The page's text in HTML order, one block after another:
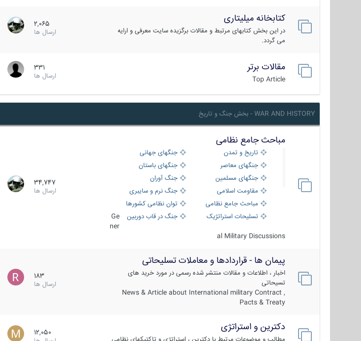
کتابخانه میلیتاری
در این بخش کتابهای مرتبط و مقالات برگزیده سایت معرفی و ارایه
می گردد.
2,065
ارسال ها
مقالات برتر
Top Article
331
ارسال ها
WAR AND HISTORY - بخش جنگ و تاریخ
مباحث جامع نظامی
تاریخ و تمدن
جنگهای جهانی
جنگهای معاصر
جنگهای باستان
جنگهای مسلمین
جنگ آوران
مقاومت اسلامی
جنگ نرم و سایبری
مباحث جامع نظامی
توان نظامی کشورها
تسلیحات استراتژیک
جنگ در قاب دوربین
Ge
ner
al Military Discussions
34,747
ارسال ها
پیمان ها - قراردادها و معاملات تسلیحاتی
اخبار ، اطلاعات و مقالات منتشر شده رسمی در مورد خرید های
تسیحاتی
News & Article about International military Contract ,
Pacts & Treaty
183
ارسال ها
دکترین و استراتژی
12,050